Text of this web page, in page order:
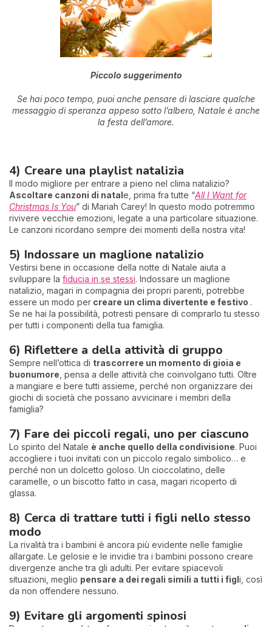
Piccolo suggerimento
Se hai poco tempo, puoi anche pensare di lasciare qualche
messaggio di speranza appeso sotto l’albero, Natale è anche
la festa dell’amore.
4) Creare una playlist natalizia
Il modo migliore per entrare a pieno nel clima natalizio?
Ascoltare canzoni di natale, prima fra tutte “All I Want for
Christmas Is You” di Mariah Carey! In questo modo potremmo
rivivere vecchie emozioni, legate a una particolare situazione.
Le canzoni ricordano sempre dei momenti della nostra vita!
5) Indossare un maglione natalizio
Vestirsi bene in occasione della notte di Natale aiuta a
sviluppare la fiducia in se stessi. Indossare un maglione
natalizio, magari in compagnia dei propri parenti, potrebbe
essere un modo per creare un clima divertente e festivo .
Se ne hai la possibilità, potresti pensare di comprarlo tu stesso
per tutti i componenti della tua famiglia.
6) Riflettere a della attività di gruppo
Sempre nell’ottica di trascorrere un momento di gioia e
buonumore , pensa a delle attività che coinvolgano tutti. Oltre
a mangiare e bere tutti assieme, perché non organizzare dei
giochi di società che possano avvicinare i membri della
famiglia?
7) Fare dei piccoli regali, uno per ciascuno
Lo spirito del Natale è anche quello della condivisione. Puoi
accogliere i tuoi invitati con un piccolo regalo simbolico… e
perché non un dolcetto goloso. Un cioccolatino, delle
caramelle, o un biscotto fatto in casa, magari ricoperto di
glassa.
8) Cerca di trattare tutti i figli nello stesso
modo
La rivalità tra i bambini è ancora più evidente nelle famiglie
allargate. Le gelosie e le invidie tra i bambini possono creare
divergenze anche tra gli adulti. Per evitare spiacevoli
situazioni, meglio pensare a dei regali simili a tutti i figli, così
da non offendere nessuno.
9) Evitare gli argomenti spinosi